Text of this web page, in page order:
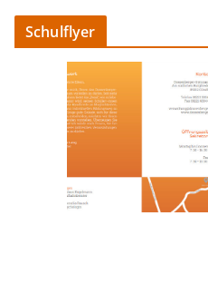
Schulflyer